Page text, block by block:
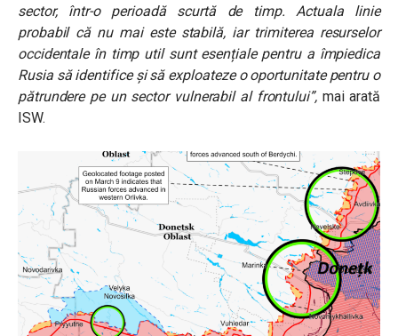
sector, într-o perioadă scurtă de timp.
Actuala linie
probabil că nu mai este stabilă, iar trimiterea resurselor
occidentale în timp util sunt esențiale pentru a împiedica
Rusia să identifice și să exploateze o oportunitate pentru o
pătrundere pe un sector vulnerabil al frontului”,mai arată
ISW.